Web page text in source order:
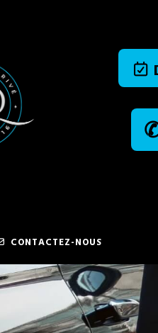
CONTACTEZ-NOUS